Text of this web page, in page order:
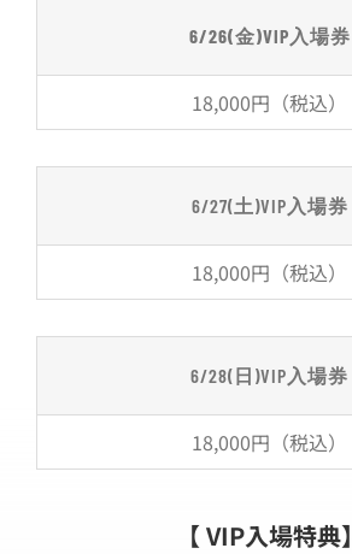
6/26(金)VIP 入場券
18,000円（税込）
6/27(土)VIP入場券
18,000円（税込）
6/28(日)VIP入場券
18,000円（税込）
【 VIP入場特典】